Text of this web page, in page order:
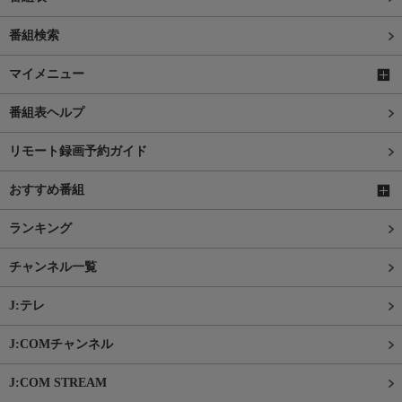
番組検索
マイメニュー
番組表ヘルプ
リモート録画予約ガイド
おすすめ番組
ランキング
チャンネル一覧
J:テレ
J:COMチャンネル
J:COM STREAM